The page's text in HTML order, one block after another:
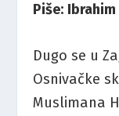
Piše: Ibrahim
Dugo se u
Osnivačke
Muslimana